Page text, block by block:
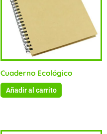
Cuaderno Ecológico
Añadir al carrito